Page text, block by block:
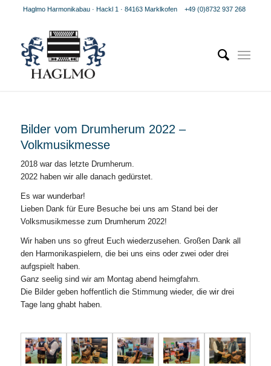
Haglmo Harmonikabau · Hackl 1 · 84163 Marklkofen+49 (0)8732 937 268
Bilder vom Drumherum 2022 –
Volkmusikmesse
2018 war das letzte Drumherum.
2022 haben wir alle danach gedürstet.
Es war wunderbar!
Lieben Dank für Eure Besuche bei uns am Stand bei der
Volksmusikmesse zum Drumherum 2022!
Wir haben uns so gfreut Euch wiederzusehen. Großen Dank all
den Harmonikaspielern, die bei uns eins oder zwei oder drei
aufgspielt haben.
Ganz seelig sind wir am Montag abend heimgfahrn.
Die Bilder geben hoffentlich die Stimmung wieder, die wir drei
Tage lang ghabt haben.